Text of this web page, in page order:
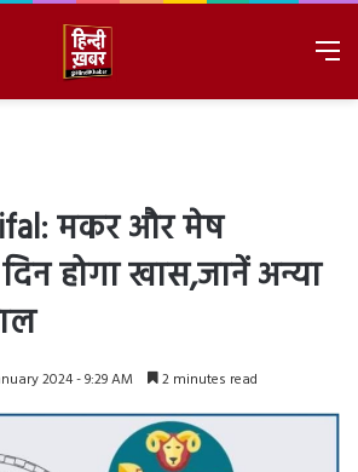
मकर और मेष
होगा खास,जानें अन्या
2024 - 9:29 AM 2 minutes read